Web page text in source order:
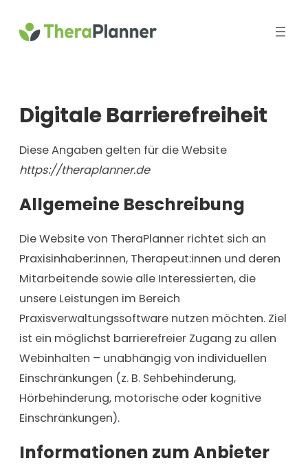
Inhalt
Digitale Barrierefreiheit
Diese Angaben gelten für die Website
https://theraplanner.de
Allgemeine Beschreibung
Die Website von TheraPlanner richtet sich an
Praxisinhaber:innen, Therapeut:innen und deren
Mitarbeitende sowie alle Interessierten, die
unsere Leistungen im Bereich
Praxisverwaltungssoftware nutzen möchten. Ziel
ist ein möglichst barrierefreier Zugang zu allen
Webinhalten – unabhängig von individuellen
Einschränkungen (z. B. Sehbehinderung,
Hörbehinderung, motorische oder kognitive
Einschränkungen).
Informationen zum Anbieter